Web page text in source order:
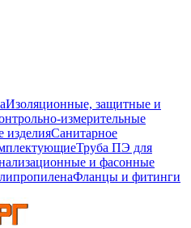
Изоляционные, защитные и
измерительные
изделияСанитарное
Труба ПЭ для
и фасонные
Фланцы и фитинги